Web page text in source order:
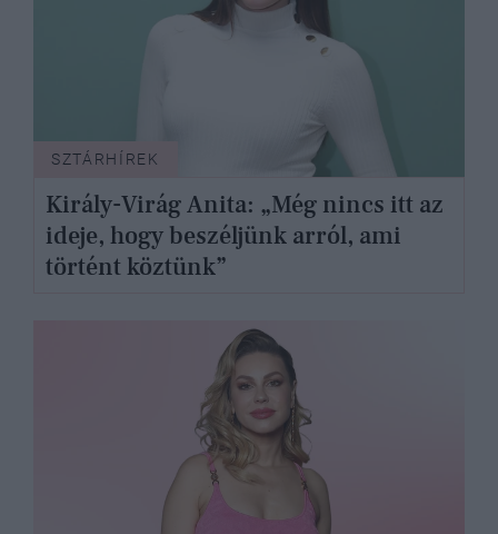
SZTÁRHÍREK
Király-Virág Anita: „Még nincs itt az
ideje, hogy beszéljünk arról, ami
történt köztünk”